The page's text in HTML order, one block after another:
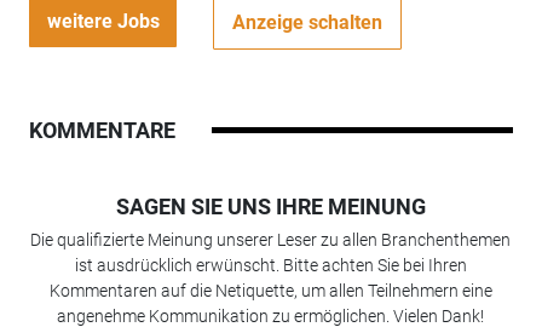
weitere Jobs Anzeige schalten
KOMMENTARE
SAGEN SIE UNS IHRE MEINUNG
Die qualifizierte Meinung unserer Leser zu allen Branchenthemen
ist ausdrücklich erwünscht. Bitte achten Sie bei Ihren
Kommentaren auf die Netiquette, um allen Teilnehmern eine
angenehme Kommunikation zu ermöglichen. Vielen Dank!